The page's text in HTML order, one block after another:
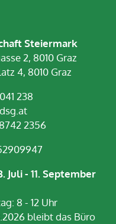
Steiermark
2, 8010 Graz
4, 8010 Graz
238
2356
Juli - 11. September
8 - 12 Uhr
bleibt das Büro